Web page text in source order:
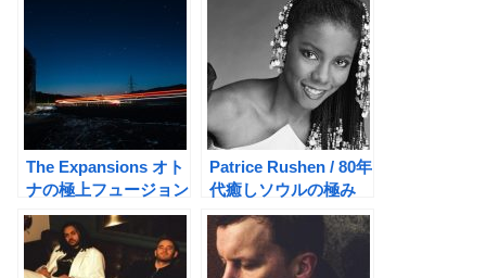
The Expansions オト
ナの極上フュージョン
はコレだ！
Patrice Rushen / 80年
代癒しソウルの極み